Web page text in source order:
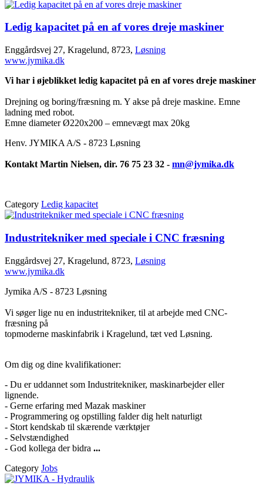
Ledig kapacitet på en af vores dreje maskiner
Enggårdsvej 27, Kragelund, 8723, Løsning
www.jymika.dk
Vi har i øjeblikket ledig kapacitet på en af vores dreje maskiner
Drejning og boring/fræsning m. Y akse på dreje maskine. Emne
ladning med robot.
Emne diameter Ø220x200 – emnevægt max 20kg
Henv. JYMIKA A/S - 8723 Løsning
Kontakt Martin Nielsen, dir. 76 75 23 32 - mn@jymika.dk
Category Ledig kapacitet
Industritekniker med speciale i CNC fræsning
Enggårdsvej 27, Kragelund, 8723, Løsning
www.jymika.dk
Jymika A/S - 8723 Løsning
Vi søger lige nu en industritekniker, til at arbejde med CNC-
fræsning på
topmoderne maskinfabrik i Kragelund, tæt ved Løsning.
Om dig og dine kvalifikationer:
- Du er uddannet som Industritekniker, maskinarbejder eller
lignende.
- Gerne erfaring med Mazak maskiner
- Programmering og opstilling falder dig helt naturligt
- Stort kendskab til skærende værktøjer
- Selvstændighed
- God kollega der bidra ...
Category Jobs